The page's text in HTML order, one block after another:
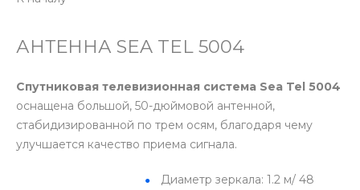
АНТЕННА SEA TEL 5004
Спутниковая телевизионная система Sea Tel 5004
оснащена большой, 50-дюймовой антенной,
стабидизированной по трем осям, благодаря чему
улучшается качество приема сигнала.
Диаметр зеркала: 1.2 м/ 48